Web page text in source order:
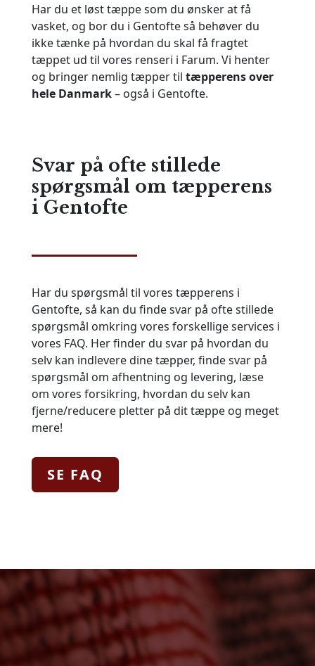
Har du et løst tæppe som du ønsker at få
vasket, og bor du i Gentofte så behøver du
ikke tænke på hvordan du skal få fragtet
tæppet ud til vores renseri i Farum. Vi henter
og bringer nemlig tæpper til tæpperens over
hele Danmark– også i Gentofte.
Svar på ofte stillede
spørgsmål om tæpperens
i Gentofte
Har du spørgsmål til vores tæpperens i
Gentofte, så kan du finde svar på ofte stillede
spørgsmål omkring vores forskellige services i
vores FAQ. Her finder du svar på hvordan du
selv kan indlevere dine tæpper, finde svar på
spørgsmål om afhentning og levering, læse
om vores forsikring, hvordan du selv kan
fjerne/reducere pletter på dit tæppe og meget
mere!
SE FAQ